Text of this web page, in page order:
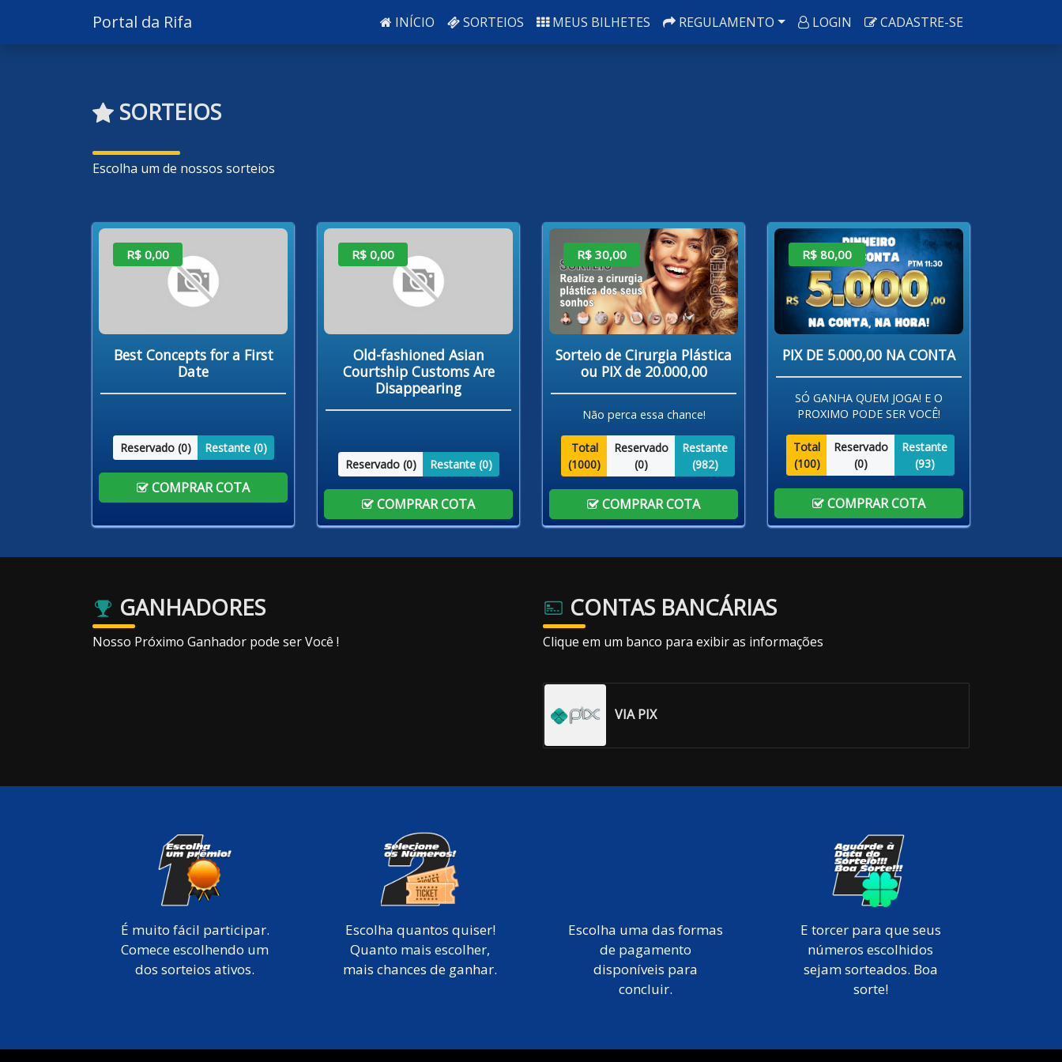
Portal da Rifa INÍCIO SORTEIOS MEUS BILHETES REGULAMENTO LOGIN CADASTRE-SE
SORTEIOS
Escolha um de nossos sorteios
R$ 0,00
Best Concepts for a First
Date
Reservado (0) Restante (0)
COMPRAR COTA
R$ 0,00
Old-fashioned Asian
Courtship Customs Are
Disappearing
Reservado (0) Restante (0)
COMPRAR COTA
R$ 30,00
Sorteio de Cirurgia Plástica
ou PIX de 20.000,00
Não perca essa chance!
Total
(1000)
Reservado
(0)
Restante
(982)
COMPRAR COTA
R$ 80,00
PIX DE 5.000,00 NA CONTA
SÓ GANHA QUEM JOGA! E O
PROXIMO PODE SER VOCÊ!
Total
(100)
Reservado
(0)
Restante
(93)
COMPRAR COTA
GANHADORES
Nosso Próximo Ganhador pode ser Você !
CONTAS BANCÁRIAS
Clique em um banco para exibir as informações
VIA PIX
É muito fácil participar.
Comece escolhendo um
dos sorteios ativos.
Escolha quantos quiser!
Quanto mais escolher,
mais chances de ganhar.
Escolha uma das formas
de pagamento
disponíveis para
concluir.
E torcer para que seus
números escolhidos
sejam sorteados. Boa
sorte!